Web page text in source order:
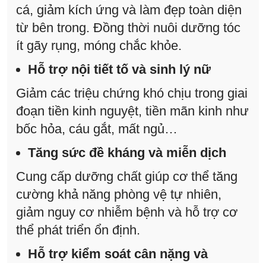
cá, giảm kích ứng và làm đẹp toàn diện
từ bên trong. Đồng thời nuôi dưỡng tóc
ít gãy rụng, móng chắc khỏe.
Hỗ trợ nội tiết tố và sinh lý nữ
Giảm các triệu chứng khó chịu trong giai
đoạn tiền kinh nguyệt, tiền mãn kinh như
bốc hỏa, cáu gắt, mất ngủ…
Tăng sức đề kháng và miễn dịch
Cung cấp dưỡng chất giúp cơ thể tăng
cường khả năng phòng vệ tự nhiên,
giảm nguy cơ nhiễm bệnh và hỗ trợ cơ
thể phát triển ổn định.
Hỗ trợ kiểm soát cân nặng và